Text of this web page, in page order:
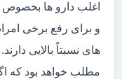
اغلب دارو ها
و برای رفع برخی
های نسبتاً بالایی
مطلب خواهد بود که